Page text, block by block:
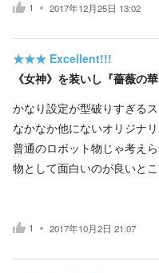
1 2017年12月25日 13:02
★★★ Excellent!!!
《女神》を装いし『薔薇の華
かなり設定が型破りすぎるス
なかなか他にないオリジナ
普通のロボット物じゃ考え
物として面白いのが良いと
1 2017年10月2日 21:07